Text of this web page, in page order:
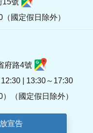
國定假日除外）
府路4號
| 13:30～17:30
（國定假日除外）
宣告